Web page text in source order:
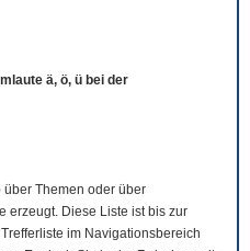
ä, ö, ü bei der
Themen oder über
erzeugt. Diese Liste ist bis zur
im Navigationsbereich